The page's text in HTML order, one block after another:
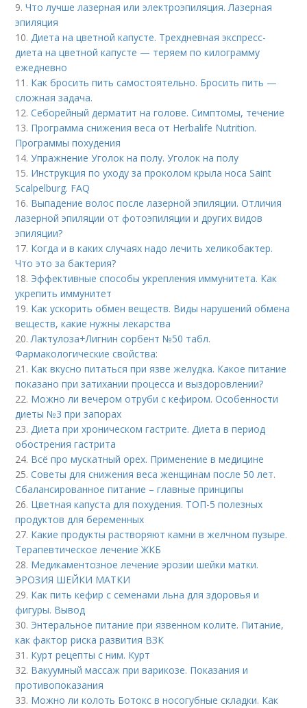
9.Что лучше лазерная или электроэпиляция. Лазерная
эпиляция
10.Диета на цветной капусте. Трехдневная экспресс-
диета на цветной капусте — теряем по килограмму
ежедневно
11. Как бросить пить самостоятельно. Бросить пить —
сложная задача.
12.Себорейный дерматит на голове. Cимптомы, течение
13. Программа снижения веса от Herbalife Nutrition.
Программы похудения
14.Упражнение Уголок на полу. Уголок на полу
15. Инструкция по уходу за проколом крыла носа Saint
Scalpelburg. FAQ
16. Выпадение волос после лазерной эпиляции. Отличия
лазерной эпиляции от фотоэпиляции и других видов
эпиляции?
17. Когда и в каких случаях надо лечить хеликобактер.
Что это за бактерия?
18. Эффективные способы укрепления иммунитета. Как
укрепить иммунитет
19. Как ускорить обмен веществ. Виды нарушений обмена
веществ, какие нужны лекарства
20.Лактулоза+Лигнин сорбент №50 табл.
Фармакологические свойства:
21. Как вкусно питаться при язве желудка. Какое питание
показано при затихании процесса и выздоровлении?
22. Можно ли вечером отруби с кефиром. Особенности
диеты №3 при запорах
23.Диета при хроническом гастрите. Диета в период
обострения гастрита
24. Всё про мускатный орех. Применение в медицине
25.Советы для снижения веса женщинам после 50 лет.
Сбалансированное питание – главные принципы
26. Цветная капуста для похудения. ТОП-5 полезных
продуктов для беременных
27. Какие продукты растворяют камни в желчном пузыре.
Терапевтическое лечение ЖКБ
28. Медикаментозное лечение эрозии шейки матки.
ЭРОЗИЯ ШЕЙКИ МАТКИ
29. Как пить кефир с семенами льна для здоровья и
фигуры. Вывод
30. Энтеральное питание при язвенном колите. Питание,
как фактор риска развития ВЗК
31. Курт рецепты с ним. Курт
32. Вакуумный массаж при варикозе. Показания и
противопоказания
33. Можно ли колоть Ботокс в носогубные складки. Как